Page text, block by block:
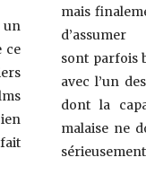
un
ce
mais
sont parfois
avec l’un
dont la
malaise ne